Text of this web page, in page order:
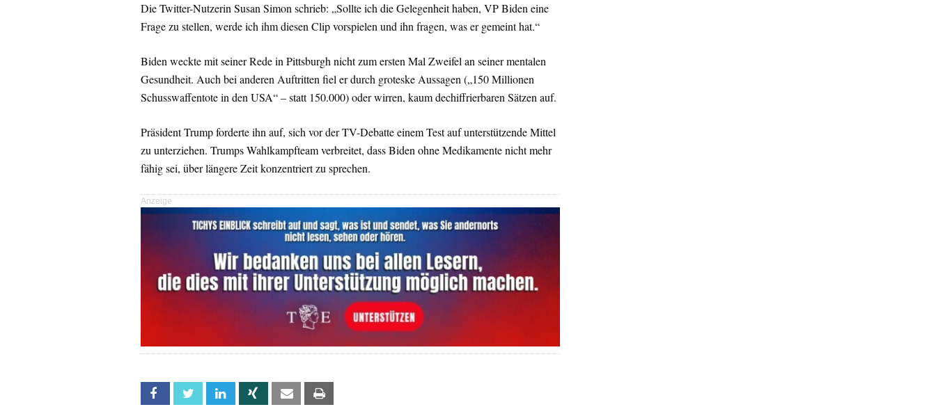
Die Twitter-Nutzerin Susan Simon schrieb: „Sollte ich die Gelegenheit haben, VP Biden eine
Frage zu stellen, werde ich ihm diesen Clip vorspielen und ihn fragen, was er gemeint hat.“
Biden weckte mit seiner Rede in Pittsburgh nicht zum ersten Mal Zweifel an seiner mentalen
Gesundheit. Auch bei anderen Auftritten fiel er durch groteske Aussagen („150 Millionen
Schusswaffentote in den USA“ – statt 150.000) oder wirren, kaum dechiffrierbaren Sätzen auf.
Präsident Trump forderte ihn auf, sich vor der TV-Debatte einem Test auf unterstützende Mittel
zu unterziehen. Trumps Wahlkampfteam verbreitet, dass Biden ohne Medikamente nicht mehr
fähig sei, über längere Zeit konzentriert zu sprechen.
Anzeige
Facebook Twitter Linkedin Xing Email